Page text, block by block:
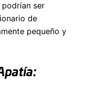
ser
de
pequeño y